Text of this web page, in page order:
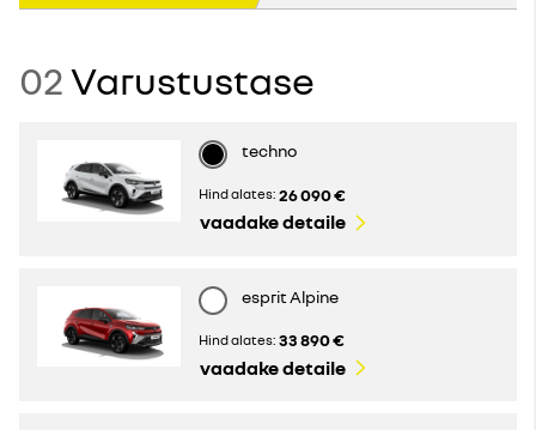
02Varustustase
techno
Hind alates: 26 090 €
vaadake detaile
esprit Alpine
Hind alates: 33 890 €
vaadake detaile